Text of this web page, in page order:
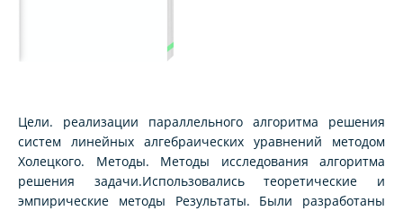
Цели. реализации параллельного алгоритма решения
систем линейных алгебраических уравнений методом
Холецкого. Методы. Методы исследования алгоритма
решения задачи.Использовались теоретические и
эмпирические методы Результаты. Были разработаны